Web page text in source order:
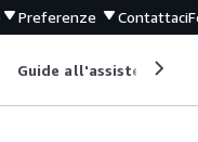
Preferenze Contattaci
Guide all'assistenza